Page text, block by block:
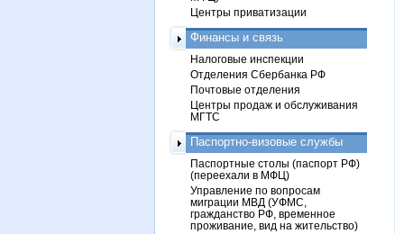
Центры приватизации
Финансы и связь
Налоговые инспекции
Отделения Сбербанка РФ
Почтовые отделения
Центры продаж и обслуживания
МГТС
Паспортно-визовые службы
Паспортные столы (паспорт РФ)
(переехали в МФЦ)
Управление по вопросам
миграции МВД (УФМС,
гражданство РФ, временное
проживание, вид на жительство)